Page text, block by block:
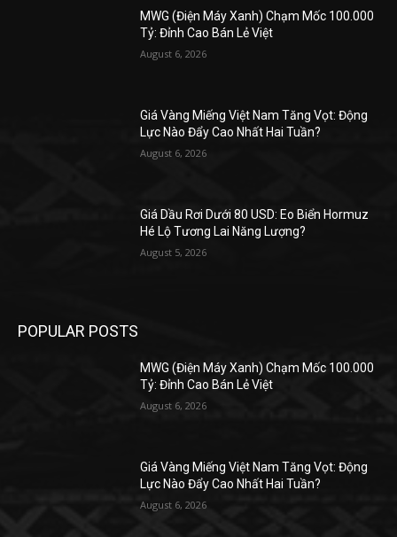
MWG (Điện Máy Xanh) Chạm Mốc 100.000
Tỷ: Đỉnh Cao Bán Lẻ Việt
August 6, 2026
Giá Vàng Miếng Việt Nam Tăng Vọt: Động
Lực Nào Đẩy Cao Nhất Hai Tuần?
August 6, 2026
Giá Dầu Rơi Dưới 80 USD: Eo Biển Hormuz
Hé Lộ Tương Lai Năng Lượng?
August 5, 2026
POPULAR POSTS
MWG (Điện Máy Xanh) Chạm Mốc 100.000
Tỷ: Đỉnh Cao Bán Lẻ Việt
August 6, 2026
Giá Vàng Miếng Việt Nam Tăng Vọt: Động
Lực Nào Đẩy Cao Nhất Hai Tuần?
August 6, 2026